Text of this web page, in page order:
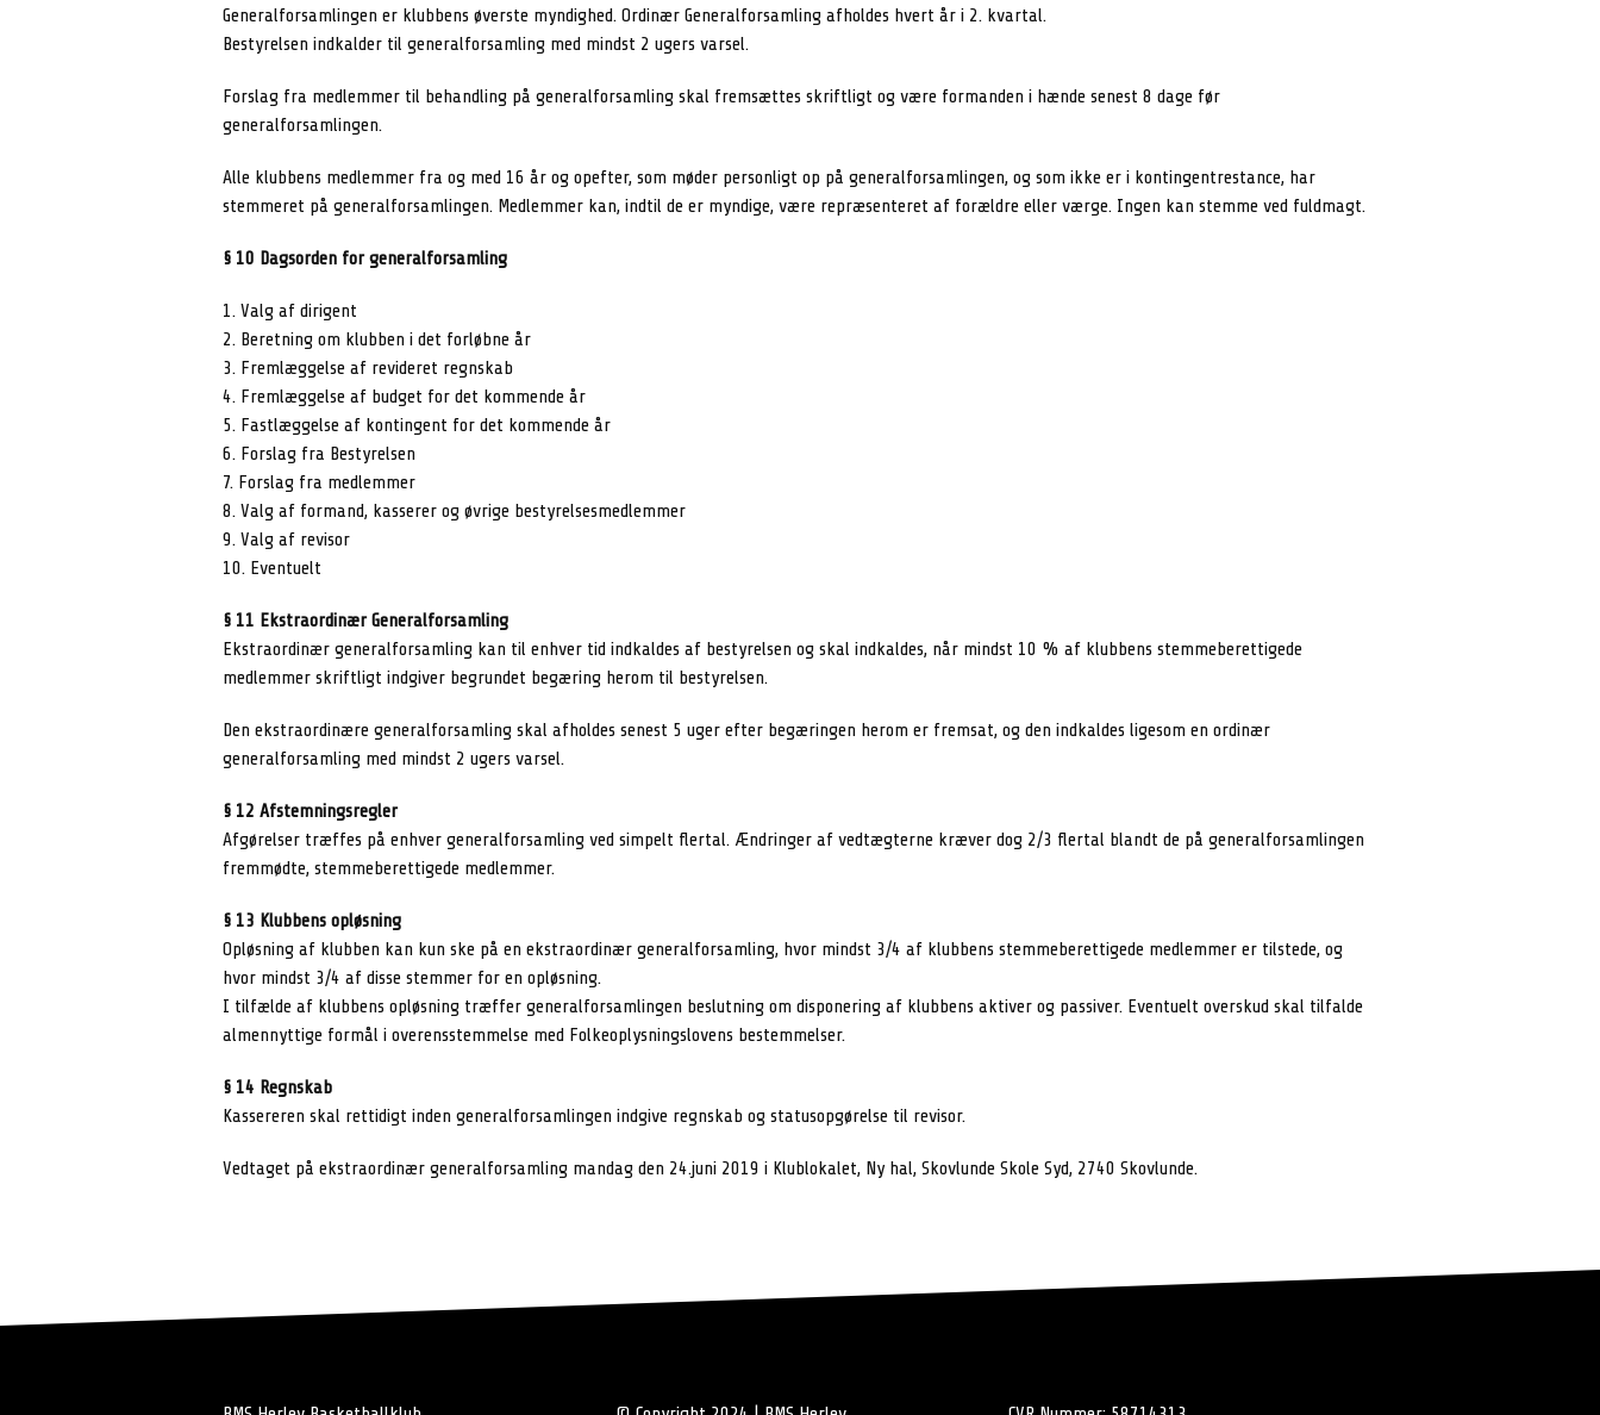
Generalforsamlingen er klubbens øverste myndighed. Ordinær Generalforsamling afholdes hvert år i 2. kvartal.
Bestyrelsen indkalder til generalforsamling med mindst 2 ugers varsel.
Forslag fra medlemmer til behandling på generalforsamling skal fremsættes skriftligt og være formanden i hænde senest 8 dage før
generalforsamlingen.
Alle klubbens medlemmer fra og med 16 år og opefter, som møder personligt op på generalforsamlingen, og som ikke er i kontingentrestance, har
stemmeret på generalforsamlingen. Medlemmer kan, indtil de er myndige, være repræsenteret af forældre eller værge. Ingen kan stemme ved fuldmagt.
§ 10 Dagsorden for generalforsamling
1. Valg af dirigent
2. Beretning om klubben i det forløbne år
3. Fremlæggelse af revideret regnskab
4. Fremlæggelse af budget for det kommende år
5. Fastlæggelse af kontingent for det kommende år
6. Forslag fra Bestyrelsen
7. Forslag fra medlemmer
8. Valg af formand, kasserer og øvrige bestyrelsesmedlemmer
9. Valg af revisor
10. Eventuelt
§ 11 Ekstraordinær Generalforsamling
Ekstraordinær generalforsamling kan til enhver tid indkaldes af bestyrelsen og skal indkaldes, når mindst 10 % af klubbens stemmeberettigede
medlemmer skriftligt indgiver begrundet begæring herom til bestyrelsen.
Den ekstraordinære generalforsamling skal afholdes senest 5 uger efter begæringen herom er fremsat, og den indkaldes ligesom en ordinær
generalforsamling med mindst 2 ugers varsel.
§ 12 Afstemningsregler
Afgørelser træffes på enhver generalforsamling ved simpelt flertal. Ændringer af vedtægterne kræver dog 2/3 flertal blandt de på generalforsamlingen
fremmødte, stemmeberettigede medlemmer.
§ 13 Klubbens opløsning
Opløsning af klubben kan kun ske på en ekstraordinær generalforsamling, hvor mindst 3/4 af klubbens stemmeberettigede medlemmer er tilstede, og
hvor mindst 3/4 af disse stemmer for en opløsning.
I tilfælde af klubbens opløsning træffer generalforsamlingen beslutning om disponering af klubbens aktiver og passiver. Eventuelt overskud skal tilfalde
almennyttige formål i overensstemmelse med Folkeoplysningslovens bestemmelser.
§ 14 Regnskab
Kassereren skal rettidigt inden generalforsamlingen indgive regnskab og statusopgørelse til revisor.
Vedtaget på ekstraordinær generalforsamling mandag den 24.juni 2019 i Klublokalet, Ny hal, Skovlunde Skole Syd, 2740 Skovlunde.